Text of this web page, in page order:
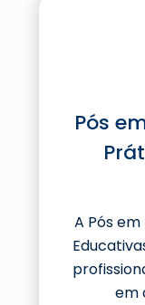
Pós
A Pós
em